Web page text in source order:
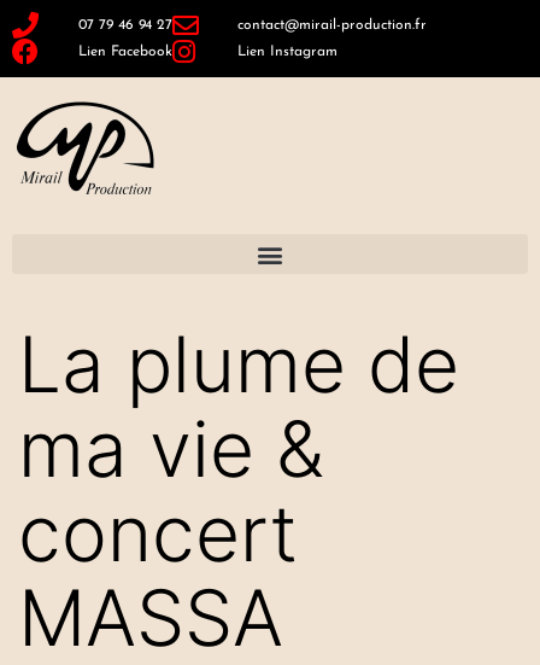
07 79 46 94 27
contact@mirail-production.fr
Lien Facebook
Lien Instagram
La plume de
ma vie &
concert
MASSA